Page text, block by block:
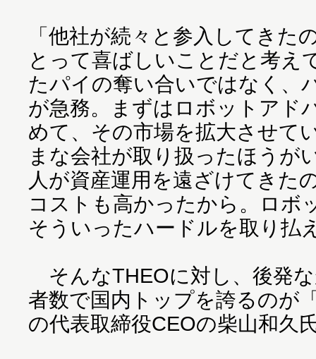
「他社が続々と参入してきた
とって喜ばしいことだと考え
たパイの奪い合いではなく、
が急務。まずはロボットアド
めて、その市場を拡大させて
まな会社が取り扱ったほうが
人が資産運用を遠ざけてきた
コストも高かったから。ロボ
そういったハードルを取り払
そんなTHEOに対し、後発
者数で国内トップを誇るのが
の代表取締役CEOの柴山和久